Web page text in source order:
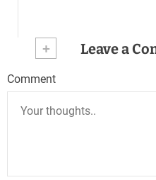
+ Leave a
Comment